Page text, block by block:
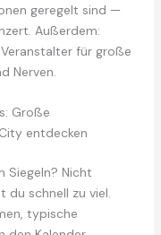
geregelt sind —
Außerdem:
für große
Nerven.
Große
entdecken
Siegeln? Nicht
du schnell zu viel.
typische